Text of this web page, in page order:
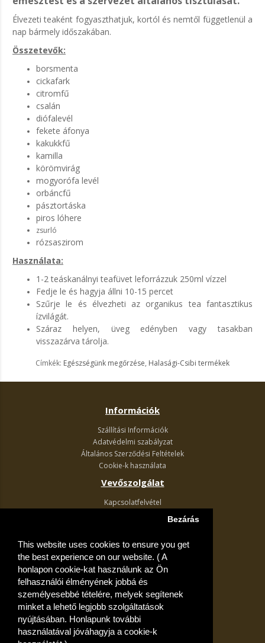
This website uses cookies to ensure you get
the best experience on our website. ( A
honlapon cookie-kat használunk az Ön
felhasználói élményének jobbá és
személyesebbé tételére, melyek segítenek
minket a lehető legjobb szolgáltatások
nyújtásában. Honlapunk további
használatával jóváhagyja a cookie-k
Bezárás
Élvezeti teaként fogyaszthatjuk, kortól és nemtől függetlenül a
nap bármely időszakában.
Összetevők:
borsmenta
cickafark
citromfű
csalán
diófalevél
fekete áfonya
kakukkfű
kamilla
körömvirág
mogyorófa levél
orbáncfű
pásztortáska
piros lóhere
zsurló
rózsaszirom
Használata:
1-2 teáskanálnyi teafüvet leforrázzuk 250ml vízzel
Fedje le és hagyja állni 10-15 percet
Szűrje le és élvezheti az organikus tea fantasztikus
ízvilágát.
Száraz helyen, üveg edényben vagy tasakban
visszazárva tárolja.
Címkék: Egészségünk megőrzése, Halasági-Csibi termékek
Információk
Szállítási Információk
Adatvédelmi szabályzat
Általános Szerződési Feltételek
Cookie-k használata
Vevőszolgálat
Kapcsolatfelvétel
Akciós ajánlatok
Fiók
Kívánságlista